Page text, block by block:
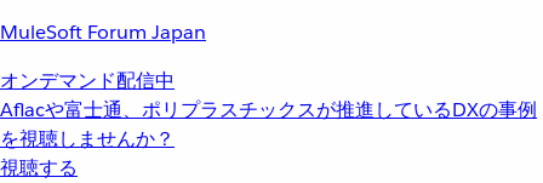
MuleSoft Forum Japan
オンデマンド配信中
Aflacや富士通、ポリプラスチックスが推進しているDXの事例
を視聴しませんか？
視聴する